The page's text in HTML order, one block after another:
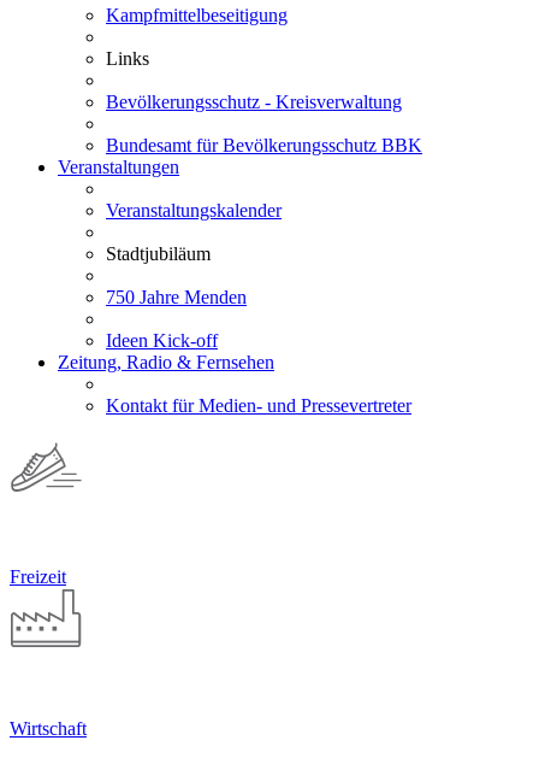
Kampfmittelbeseitigung
Links
Bevölkerungsschutz - Kreisverwaltung
Bundesamt für Bevölkerungsschutz BBK
Veranstaltungen
Veranstaltungskalender
Stadtjubiläum
750 Jahre Menden
Ideen Kick-off
Zeitung, Radio & Fernsehen
Kontakt für Medien- und Pressevertreter
Freizeit
Wirtschaft